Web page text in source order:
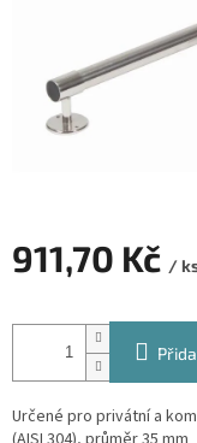
911,70 Kč /
cena:
Určené pro privátní a